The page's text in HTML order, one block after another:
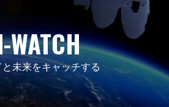
WATCH
未来をキャッチする